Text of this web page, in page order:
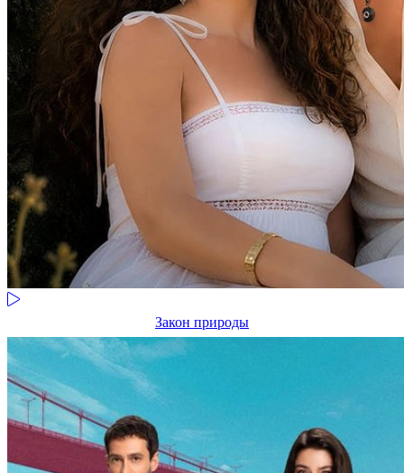
Закон природы